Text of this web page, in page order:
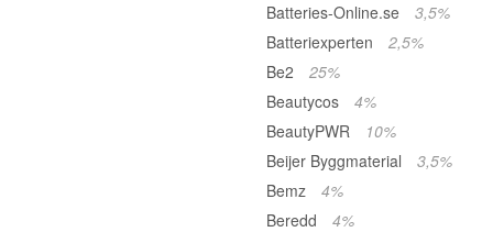
Batteries-Online.se
3,5%
Batteriexperten
2,5%
Be2
25%
Beautycos
4%
BeautyPWR
10%
Beijer Byggmaterial
3,5%
Bemz
4%
Beredd
4%